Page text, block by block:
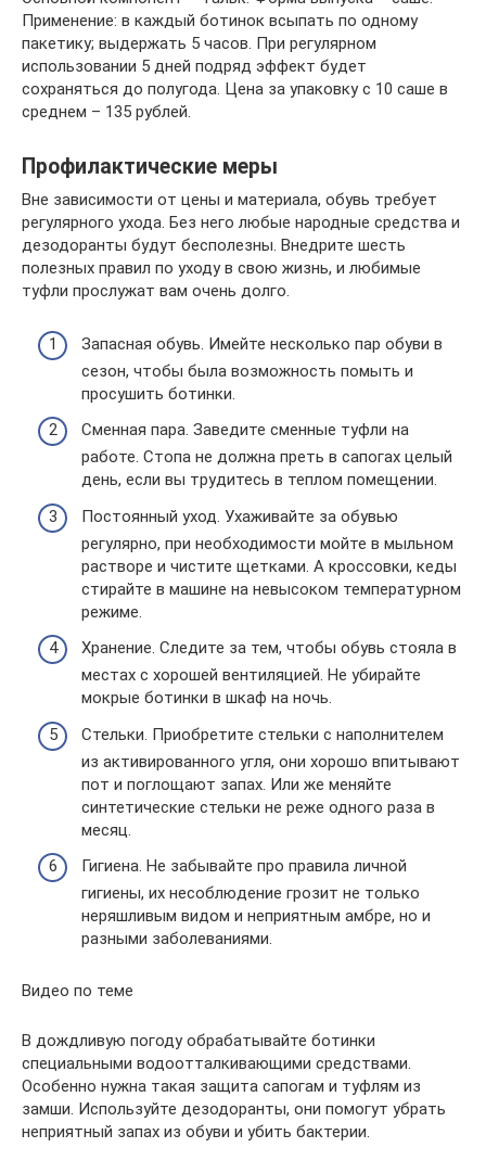
Применение: в каждый ботинок всыпать по одному
пакетику; выдержать 5 часов. При регулярном
использовании 5 дней подряд эффект будет
сохраняться до полугода. Цена за упаковку с 10 саше в
среднем – 135 рублей.
Профилактические меры
Вне зависимости от цены и материала, обувь требует
регулярного ухода. Без него любые народные средства и
дезодоранты будут бесполезны. Внедрите шесть
полезных правил по уходу в свою жизнь, и любимые
туфли прослужат вам очень долго.
Запасная обувь. Имейте несколько пар обуви в
сезон, чтобы была возможность помыть и
просушить ботинки.
Сменная пара. Заведите сменные туфли на
работе. Стопа не должна преть в сапогах целый
день, если вы трудитесь в теплом помещении.
Постоянный уход. Ухаживайте за обувью
регулярно, при необходимости мойте в мыльном
растворе и чистите щетками. А кроссовки, кеды
стирайте в машине на невысоком температурном
режиме.
Хранение. Следите за тем, чтобы обувь стояла в
местах с хорошей вентиляцией. Не убирайте
мокрые ботинки в шкаф на ночь.
Стельки. Приобретите стельки с наполнителем
из активированного угля, они хорошо впитывают
пот и поглощают запах. Или же меняйте
синтетические стельки не реже одного раза в
месяц.
Гигиена. Не забывайте про правила личной
гигиены, их несоблюдение грозит не только
неряшливым видом и неприятным амбре, но и
разными заболеваниями.
Видео по теме
В дождливую погоду обрабатывайте ботинки
специальными водоотталкивающими средствами.
Особенно нужна такая защита сапогам и туфлям из
замши. Используйте дезодоранты, они помогут убрать
неприятный запах из обуви и убить бактерии.